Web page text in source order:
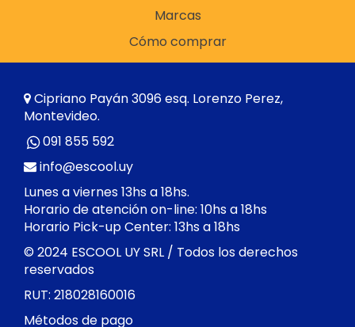
Marcas
Cómo comprar
Cipriano Payán 3096 esq. Lorenzo Perez,
Montevideo.
091 855 592
info@escool.uy
Lunes a viernes 13hs a 18hs.
Horario de atención on-line: 10hs a 18hs
Horario Pick-up Center: 13hs a 18hs
© 2024 ESCOOL UY SRL / Todos los derechos
reservados
RUT: 218028160016
Métodos de pago